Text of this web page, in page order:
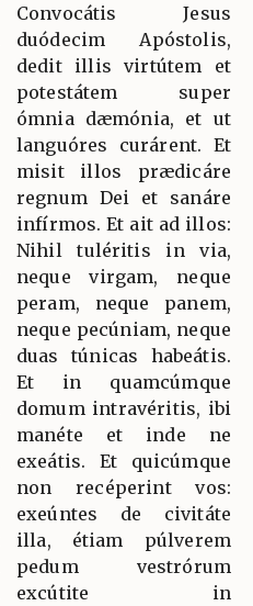
Convocátis Jesus
duódecim Apóstolis,
dedit illis virtútem et
potestátem super
ómnia dæmónia, et ut
languóres curárent. Et
misit illos prædicáre
regnum Dei et sanáre
infírmos. Et ait ad illos:
Nihil tuléritis in via,
neque virgam, neque
peram, neque panem,
neque pecúniam, neque
duas túnicas habeátis.
Et in quamcúmque
domum intravéritis, ibi
manéte et inde ne
exeátis. Et quicúmque
non recéperint vos:
exeúntes de civitáte
illa, étiam púlverem
pedum vestrórum
excútite in